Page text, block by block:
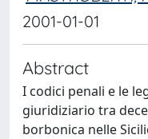
2001-01-01
Abstract
I codici penali e le
giuridiziario tra
borbonica nelle